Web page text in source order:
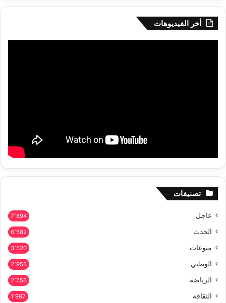
أخر الفيديوهات
تصنيفات
عاجل 7٬894
الحدث 6٬582
منوعات 3٬520
الوطني 2٬953
الرياضة 2٬756
الثقافة 1٬997